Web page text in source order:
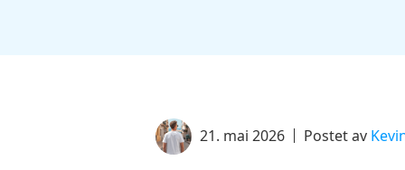
21. mai 2026 Postet av